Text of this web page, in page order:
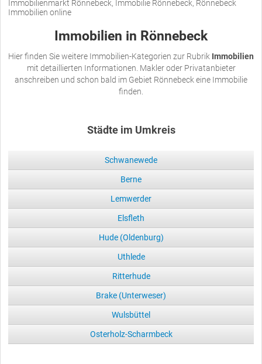
Immobilienmarkt Rönnebeck, Immobilie Rönnebeck, Rönnebeck
Immobilien online
Immobilien in Rönnebeck
Hier finden Sie weitere Immobilien-Kategorien zur Rubrik Immobilien
mit detaillierten Informationen. Makler oder Privatanbieter
anschreiben und schon bald im Gebiet Rönnebeck eine Immobilie
finden.
Städte im Umkreis
Schwanewede
Berne
Lemwerder
Elsfleth
Hude (Oldenburg)
Uthlede
Ritterhude
Brake (Unterweser)
Wulsbüttel
Osterholz-Scharmbeck